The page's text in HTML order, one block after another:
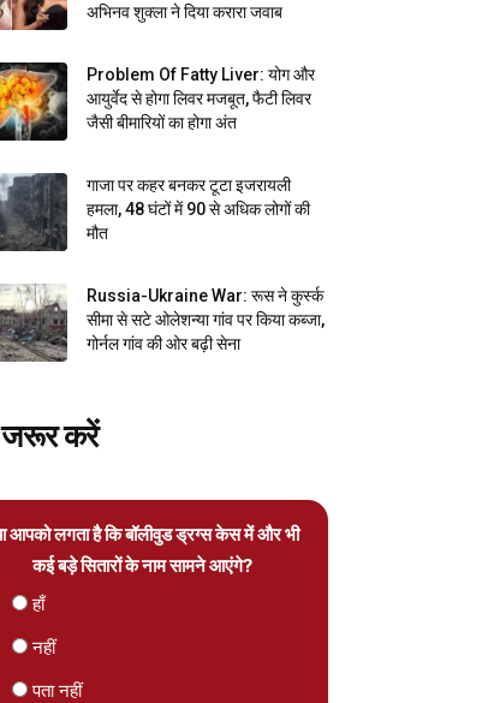
अभिनव शुक्ला ने दिया करारा जवाब
Problem Of Fatty Liver: योग और
आयुर्वेद से होगा लिवर मजबूत, फैटी लिवर
जैसी बीमारियों का होगा अंत
गाजा पर कहर बनकर टूटा इजरायली
हमला, 48 घंटों में 90 से अधिक लोगों की
मौत
Russia-Ukraine War: रूस ने कुर्स्क
सीमा से सटे ओलेशन्या गांव पर किया कब्जा,
गोर्नल गांव की ओर बढ़ी सेना
जरूर करें
आपको लगता है कि बॉलीवुड ड्रग्स केस में और भी
कई बड़े सितारों के नाम सामने आएंगे?
हाँ
नहीं
पता नहीं